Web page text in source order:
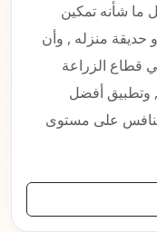
ما شأنه تمكين
حديقة منزله , وأن
قطاع الزراعة
, وتطبيق أفضل
منافس على مستوى